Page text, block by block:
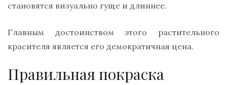
становятся визуально гуще и длиннее.
Главным достоинством этого растительного
красителя является его демократичная цена.
Правильная покраска